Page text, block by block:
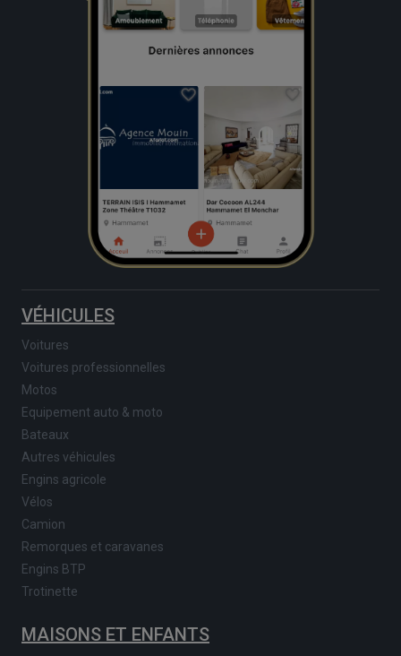
VÉHICULES
Voitures
Voitures professionnelles
Motos
Equipement auto & moto
Bateaux
Autres véhicules
Engins agricole
Vélos
Camion
Remorques et caravanes
Engins BTP
Trotinette
MAISONS ET ENFANTS